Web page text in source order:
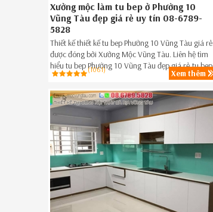
Xưởng mộc làm tu bep ở Phường 10
Vũng Tàu đẹp giá rẻ uy tín 08-6789-
5828
Thiết kế thiết kế tu bep Phường 10 Vũng Tàu giá rẻ
được đóng bởi Xưởng Mộc Vũng Tàu. Liên hệ tìm
hiểu tu bep Phường 10 Vũng Tàu đẹp giá rẻ,tu bep
giá rẻ Phường 10 Vũng Tàu ngay hôm nay Hotline
086789.5828.
(1061) Xem thêm